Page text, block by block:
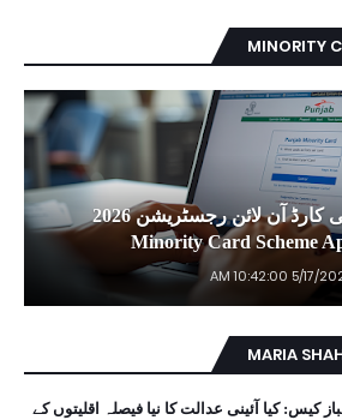
MINORITY
حکومتِ پنجاب اقلیتی کارڈ آن لائن رجسٹریشن 2026
Minority Card Scheme
5/17/2026
MARIA
کیس: کیا آئینی عدالت کا نیا فیصلہ اقلیتوں کے